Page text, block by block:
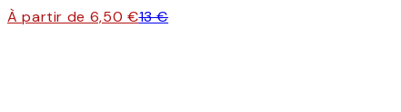
À partir de 6,50 €13 €